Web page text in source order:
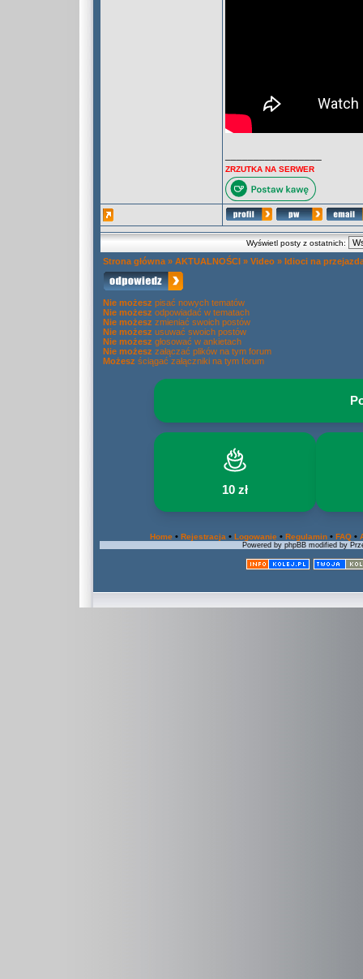
ZRZUTKA NA SERWER
Wyświetl posty z ostatnich:
Strona główna » AKTUALNOŚCI » Video » Idioci na
Nie możesz pisać nowych tematów
Nie możesz odpowiadać w tematach
Nie możesz zmieniać swoich postów
Nie możesz usuwać swoich postów
Nie możesz głosować w ankietach
Nie możesz załączać plików na tym forum
Możesz ściągać załączniki na tym forum
10 zł
Home • Rejestracja • Logowanie • Regulamin • FAQ •
Powered by phpBB modified by